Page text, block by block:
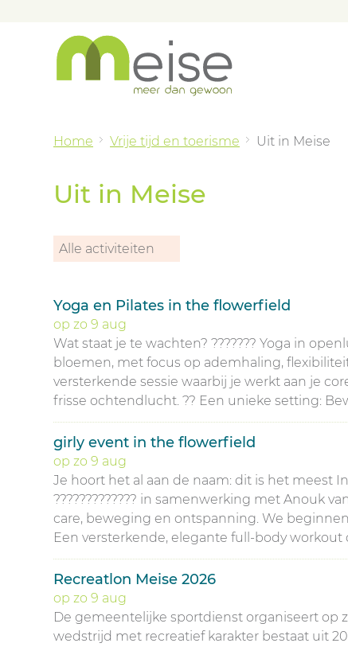
Home Vrije tijd en toerisme Uit in Meise
Uit in Meise
Alle activiteiten
Overzicht
Yoga en Pilates in the flowerfield
op zo 9 aug
Wat staat je te wachten? ??????? Yoga in
bloemen, met focus op ademhaling,
versterkende sessie waarbij je werkt aan je
frisse ochtendlucht. ?? Een unieke setting:
girly event in the flowerfield
op zo 9 aug
Je hoort het al aan de naam: dit is het meest
????????????? in samenwerking met Anouk
care, beweging en ontspanning. We
Een versterkende, elegante full-body
Recreatlon Meise 2026
op zo 9 aug
De gemeentelijke sportdienst organiseert op
wedstrijd met recreatief karakter bestaat uit